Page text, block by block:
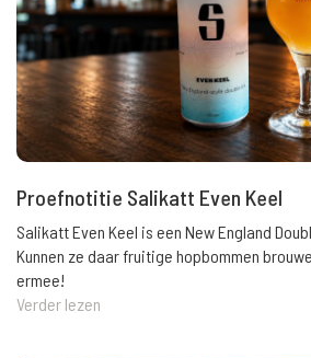
Proefnotitie Salikatt Even Keel
Salikatt Even Keel is een New England
Kunnen ze daar fruitige hopbommen
ermee!
Verder lezen